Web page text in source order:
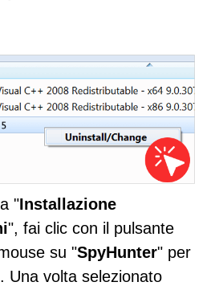
"Installazione
", fai clic con il pulsante
su "SpyHunter" per
Una volta selezionato